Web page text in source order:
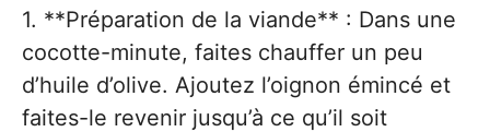
1. **Préparation de la viande** : Dans une
cocotte-minute, faites chauffer un peu
d’huile d’olive. Ajoutez l’oignon émincé et
faites-le revenir jusqu’à ce qu’il soit